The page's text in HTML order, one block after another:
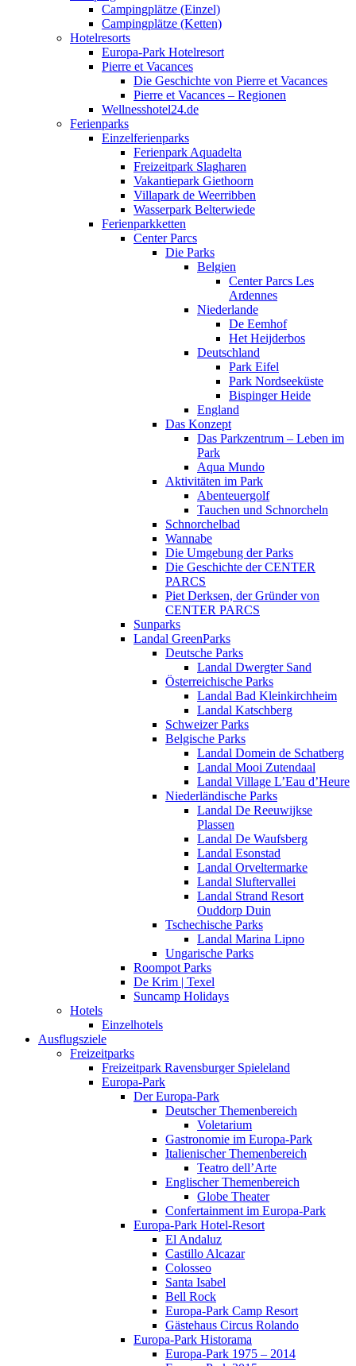
Campingplätze (Einzel)
Campingplätze (Ketten)
Hotelresorts
Europa-Park Hotelresort
Pierre et Vacances
Die Geschichte von Pierre et Vacances
Pierre et Vacances – Regionen
Wellnesshotel24.de
Ferienparks
Einzelferienparks
Ferienpark Aquadelta
Freizeitpark Slagharen
Vakantiepark Giethoorn
Villapark de Weerribben
Wasserpark Belterwiede
Ferienparkketten
Center Parcs
Die Parks
Belgien
Center Parcs Les
Ardennes
Niederlande
De Eemhof
Het Heijderbos
Deutschland
Park Eifel
Park Nordseeküste
Bispinger Heide
England
Das Konzept
Das Parkzentrum – Leben im
Park
Aqua Mundo
Aktivitäten im Park
Abenteuergolf
Tauchen und Schnorcheln
Schnorchelbad
Wannabe
Die Umgebung der Parks
Die Geschichte der CENTER
PARCS
Piet Derksen, der Gründer von
CENTER PARCS
Sunparks
Landal GreenParks
Deutsche Parks
Landal Dwergter Sand
Österreichische Parks
Landal Bad Kleinkirchheim
Landal Katschberg
Schweizer Parks
Belgische Parks
Landal Domein de Schatberg
Landal Mooi Zutendaal
Landal Village L’Eau d’Heure
Niederländische Parks
Landal De Reeuwijkse
Plassen
Landal De Waufsberg
Landal Esonstad
Landal Orveltermarke
Landal Sluftervallei
Landal Strand Resort
Ouddorp Duin
Tschechische Parks
Landal Marina Lipno
Ungarische Parks
Roompot Parks
De Krim | Texel
Suncamp Holidays
Hotels
Einzelhotels
Ausflugsziele
Freizeitparks
Freizeitpark Ravensburger Spieleland
Europa-Park
Der Europa-Park
Deutscher Themenbereich
Voletarium
Gastronomie im Europa-Park
Italienischer Themenbereich
Teatro dell’Arte
Englischer Themenbereich
Globe Theater
Confertainment im Europa-Park
Europa-Park Hotel-Resort
El Andaluz
Castillo Alcazar
Colosseo
Santa Isabel
Bell Rock
Europa-Park Camp Resort
Gästehaus Circus Rolando
Europa-Park Historama
Europa-Park 1975 – 2014